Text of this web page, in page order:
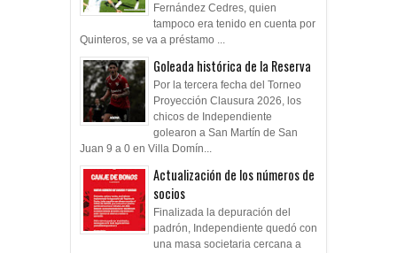
Fernández Cedres, quien
tampoco era tenido en cuenta por
Quinteros, se va a préstamo ...
Goleada histórica de la Reserva
Por la tercera fecha del Torneo
Proyección Clausura 2026, los
chicos de Independiente
golearon a San Martín de San
Juan 9 a 0 en Villa Domín...
Actualización de los números de
socios
Finalizada la depuración del
padrón, Independiente quedó con
una masa societaria cercana a